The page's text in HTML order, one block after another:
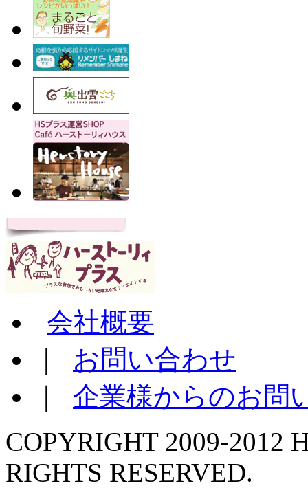
会社概要
お問い合わせ
企業様からのお問
COPYRIGHT 2009-2012
RIGHTS RESERVED.